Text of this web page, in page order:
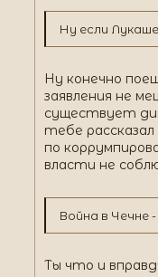
Ну если
Ну конечно
заявления не
существует
тебе
по
власти не
Война в Чечне
Ты что и